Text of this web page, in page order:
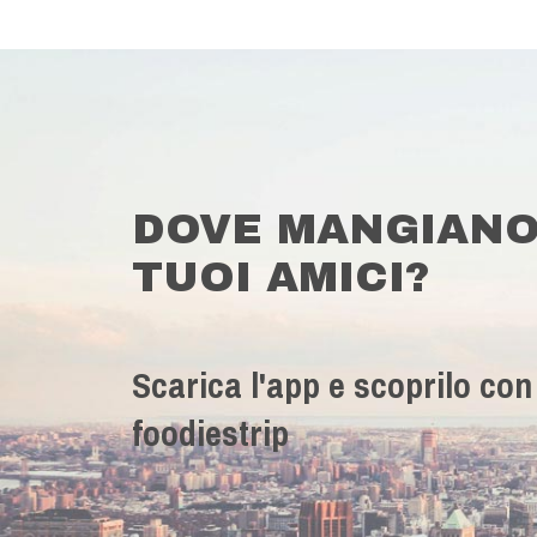
DOVE
TUOI AMICI?
Scarica l'app e scoprilo con
foodiestrip